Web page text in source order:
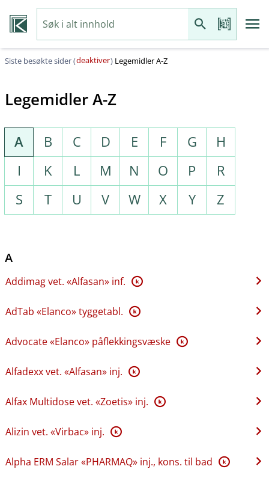
Siste besøkte sider (deaktiver) Legemidler A-Z
Legemidler A-Z
A B C D E F G
H
I
K L M N O P
R
S
T U V W X Y Z
A
Addimag vet. «Alfasan» inf. K
AdTab «Elanco» tyggetabl. K
Advocate «Elanco» påflekkingsvæske K
Alfadexx vet. «Alfasan» inj. K
Alfax Multidose vet. «Zoetis» inj. K
Alizin vet. «Virbac» inj. K
Alpha ERM Salar «PHARMAQ» inj., kons. til bad K